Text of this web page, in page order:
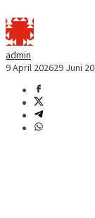
admin
9 April 202629 Juni